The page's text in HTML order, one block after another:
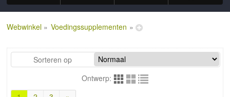
Webwinkel » Voedingssupplementen »
Sorteren op
Ontwerp: